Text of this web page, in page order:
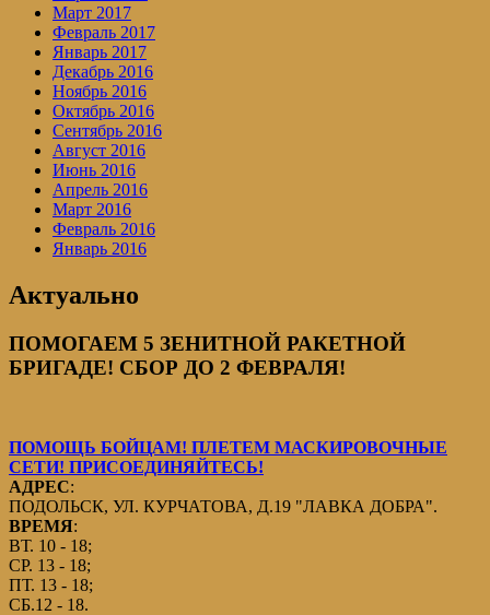
Март 2017
Февраль 2017
Январь 2017
Декабрь 2016
Ноябрь 2016
Октябрь 2016
Сентябрь 2016
Август 2016
Июнь 2016
Апрель 2016
Март 2016
Февраль 2016
Январь 2016
Актуально
ПОМОГАЕМ 5 ЗЕНИТНОЙ РАКЕТНОЙ
БРИГАДЕ! СБОР ДО 2 ФЕВРАЛЯ!
ПОМОЩЬ БОЙЦАМ! ПЛЕТЕМ МАСКИРОВОЧНЫЕ
СЕТИ! ПРИСОЕДИНЯЙТЕСЬ!
АДРЕС:
ПОДОЛЬСК, УЛ. КУРЧАТОВА, Д.19 "ЛАВКА ДОБРА".
ВРЕМЯ:
ВТ. 10 - 18;
СР. 13 - 18;
ПТ. 13 - 18;
СБ.12 - 18.